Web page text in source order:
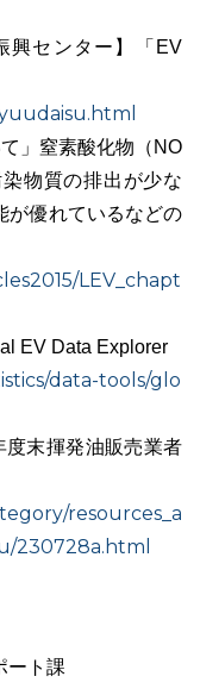
興センター】「EV
」窒素酸化物（NO
物質の排出が少な
が優れているなどの
LEV_chapt
EV Data Explorer
data-tools/glo
末揮発油販売業者
resources_a
230728a.html
ート課